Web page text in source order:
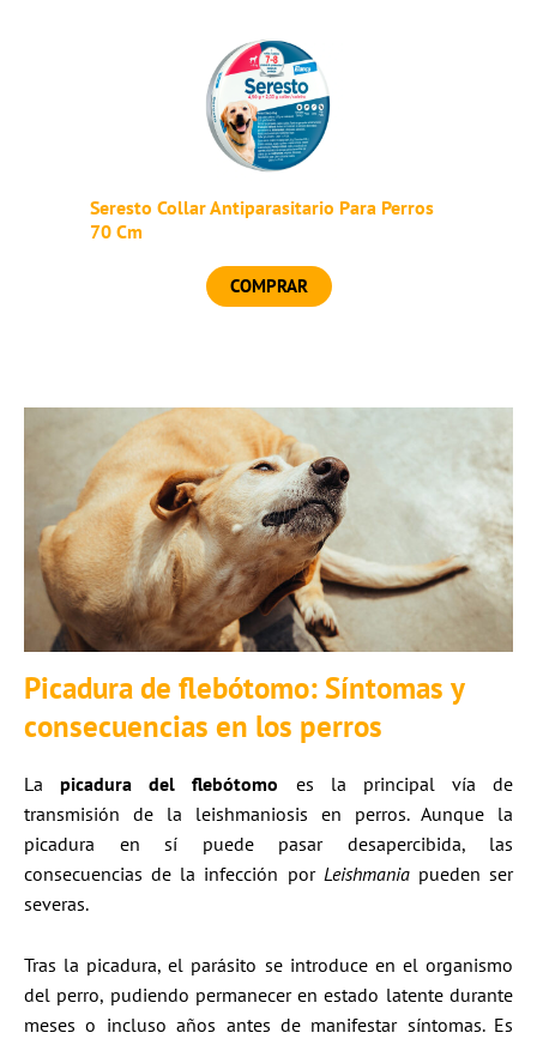
Seresto Collar Antiparasitario Para Perros
70 Cm
COMPRAR
Picadura de flebótomo: Síntomas y
consecuencias en los perros
Lapicadura del flebótomo es la principal vía de
transmisión de la leishmaniosis en perros. Aunque la
picadura en sí puede pasar desapercibida, las
consecuencias de la infección por Leishmaniapueden ser
severas.​
Tras la picadura, el parásito se introduce en el organismo
del perro, pudiendo permanecer en estado latente durante
meses o incluso años antes de manifestar síntomas. Es